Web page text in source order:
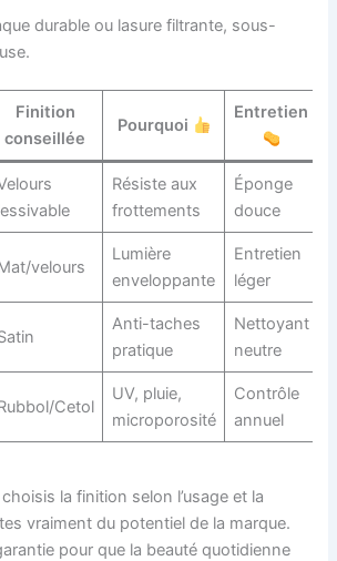
durable ou lasure filtrante, sous-
Finition
conseillée
Pourquoi
Entretien
Résiste aux
frottements
Éponge
douce
velours
Lumière
enveloppante
Entretien
léger
Anti-taches
pratique
Nettoyant
neutre
Cetol
UV, pluie,
microporosité
Contrôle
annuel
la finition selon l’usage et la
vraiment du potentiel de la marque.
pour que la beauté quotidienne